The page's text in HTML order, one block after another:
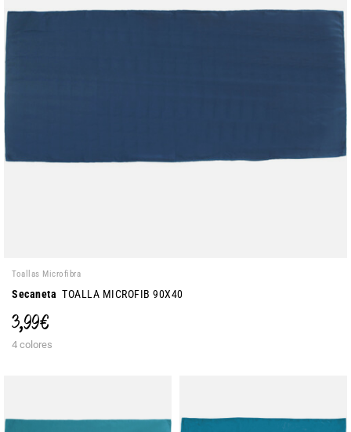
Toallas Microfibra
Secaneta TOALLA MICROFIB 90X40
3,99 €
4 colores